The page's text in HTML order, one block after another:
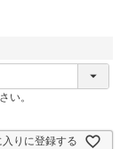
い。
入りに登録する